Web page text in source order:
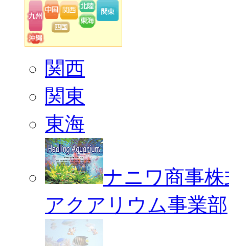
関西
関東
東海
ナニワ商事
アクアリウム事業部